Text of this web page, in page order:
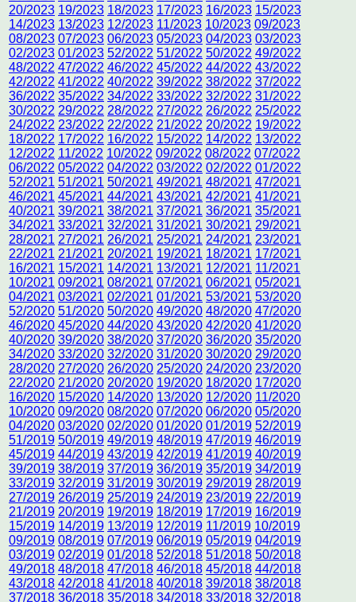
20/2023 19/2023 18/2023 17/2023 16/2023 15/2023
14/2023 13/2023 12/2023 11/2023 10/2023 09/2023
08/2023 07/2023 06/2023 05/2023 04/2023 03/2023
02/2023 01/2023 52/2022 51/2022 50/2022 49/2022
48/2022 47/2022 46/2022 45/2022 44/2022 43/2022
42/2022 41/2022 40/2022 39/2022 38/2022 37/2022
36/2022 35/2022 34/2022 33/2022 32/2022 31/2022
30/2022 29/2022 28/2022 27/2022 26/2022 25/2022
24/2022 23/2022 22/2022 21/2022 20/2022 19/2022
18/2022 17/2022 16/2022 15/2022 14/2022 13/2022
12/2022 11/2022 10/2022 09/2022 08/2022 07/2022
06/2022 05/2022 04/2022 03/2022 02/2022 01/2022
52/2021 51/2021 50/2021 49/2021 48/2021 47/2021
46/2021 45/2021 44/2021 43/2021 42/2021 41/2021
40/2021 39/2021 38/2021 37/2021 36/2021 35/2021
34/2021 33/2021 32/2021 31/2021 30/2021 29/2021
28/2021 27/2021 26/2021 25/2021 24/2021 23/2021
22/2021 21/2021 20/2021 19/2021 18/2021 17/2021
16/2021 15/2021 14/2021 13/2021 12/2021 11/2021
10/2021 09/2021 08/2021 07/2021 06/2021 05/2021
04/2021 03/2021 02/2021 01/2021 53/2021 53/2020
52/2020 51/2020 50/2020 49/2020 48/2020 47/2020
46/2020 45/2020 44/2020 43/2020 42/2020 41/2020
40/2020 39/2020 38/2020 37/2020 36/2020 35/2020
34/2020 33/2020 32/2020 31/2020 30/2020 29/2020
28/2020 27/2020 26/2020 25/2020 24/2020 23/2020
22/2020 21/2020 20/2020 19/2020 18/2020 17/2020
16/2020 15/2020 14/2020 13/2020 12/2020 11/2020
10/2020 09/2020 08/2020 07/2020 06/2020 05/2020
04/2020 03/2020 02/2020 01/2020 01/2019 52/2019
51/2019 50/2019 49/2019 48/2019 47/2019 46/2019
45/2019 44/2019 43/2019 42/2019 41/2019 40/2019
39/2019 38/2019 37/2019 36/2019 35/2019 34/2019
33/2019 32/2019 31/2019 30/2019 29/2019 28/2019
27/2019 26/2019 25/2019 24/2019 23/2019 22/2019
21/2019 20/2019 19/2019 18/2019 17/2019 16/2019
15/2019 14/2019 13/2019 12/2019 11/2019 10/2019
09/2019 08/2019 07/2019 06/2019 05/2019 04/2019
03/2019 02/2019 01/2018 52/2018 51/2018 50/2018
49/2018 48/2018 47/2018 46/2018 45/2018 44/2018
43/2018 42/2018 41/2018 40/2018 39/2018 38/2018
37/2018 36/2018 35/2018 34/2018 33/2018 32/2018